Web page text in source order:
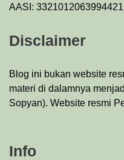
AASI:
Disclaimer
Blog ini bukan website
materi di dalamnya
Sopyan). Website resmi
Info